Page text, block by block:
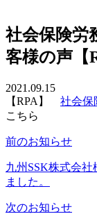
社会保険労
客様の声【
2021.09.15
【RPA】 社会保
こちら
前のお知らせ
九州SSK株式会
ました。
次のお知らせ